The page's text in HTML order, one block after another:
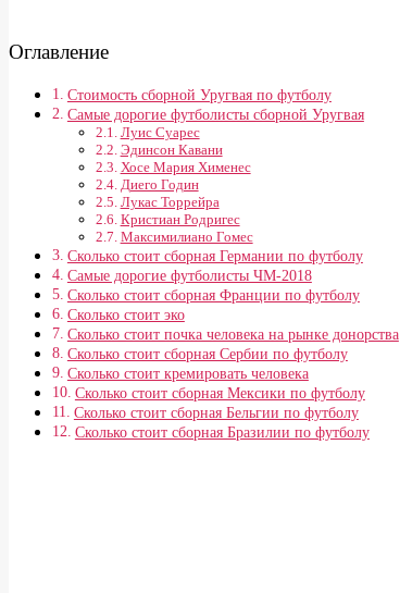
Оглавление
Стоимость сборной Уругвая по футболу
Самые дорогие футболисты сборной Уругвая
Луис Суарес
Эдинсон Кавани
Хосе Мария Хименес
Диего Годин
Лукас Торрейра
Кристиан Родригес
Максимилиано Гомес
Сколько стоит сборная Германии по футболу
Самые дорогие футболисты ЧМ-2018
Сколько стоит сборная Франции по футболу
Сколько стоит эко
Сколько стоит почка человека на рынке донорства
Сколько стоит сборная Сербии по футболу
Сколько стоит кремировать человека
Сколько стоит сборная Мексики по футболу
Сколько стоит сборная Бельгии по футболу
Сколько стоит сборная Бразилии по футболу